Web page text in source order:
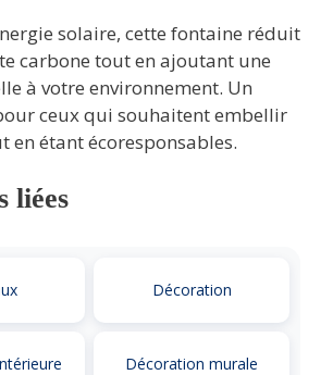
solaire, cette fontaine réduit
carbone tout en ajoutant une
à votre environnement. Un
ceux qui souhaitent embellir
en étant écoresponsables.
liées
Décoration
Décoration murale